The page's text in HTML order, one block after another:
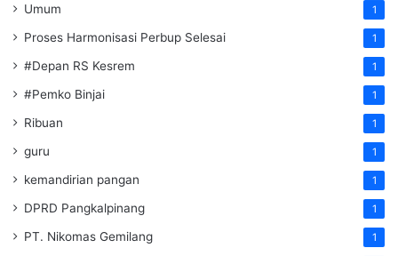
Umum 1
Proses Harmonisasi Perbup Selesai 1
#Depan RS Kesrem 1
#Pemko Binjai 1
Ribuan 1
guru 1
kemandirian pangan 1
DPRD Pangkalpinang 1
PT. Nikomas Gemilang 1